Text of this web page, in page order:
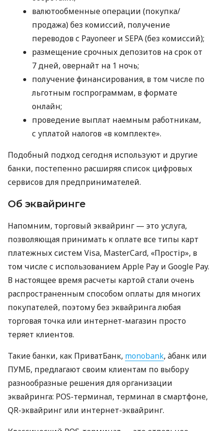
валютообменные операции (покупка/
продажа) без комиссий, получение
переводов с Payoneer и SEPA (без комиссий);
размещение срочных депозитов на срок от
7 дней, овернайт на 1 ночь;
получение финансирования, в том числе по
льготным госпрограммам, в формате
онлайн;
проведение выплат наемным работникам,
с уплатой налогов «в комплекте».
Подобный подход сегодня используют и другие
банки, постепенно расширяя список цифровых
сервисов для предпринимателей.
Об эквайринге
Напомним, торговый эквайринг — это услуга,
позволяющая принимать к оплате все типы карт
платежных систем Visa, MasterCard, «Простір», в
том числе с использованием Apple Pay и Google Pay.
В настоящее время расчеты картой стали очень
распространенным способом оплаты для многих
покупателей, поэтому без эквайринга любая
торговая точка или интернет-магазин просто
теряет клиентов.
Такие банки, как ПриватБанк, monobank, àбанк или
ПУМБ, предлагают своим клиентам по выбору
разнообразные решения для организации
эквайринга: POS-терминал, терминал в смартфоне,
QR-эквайринг или интернет-эквайринг.